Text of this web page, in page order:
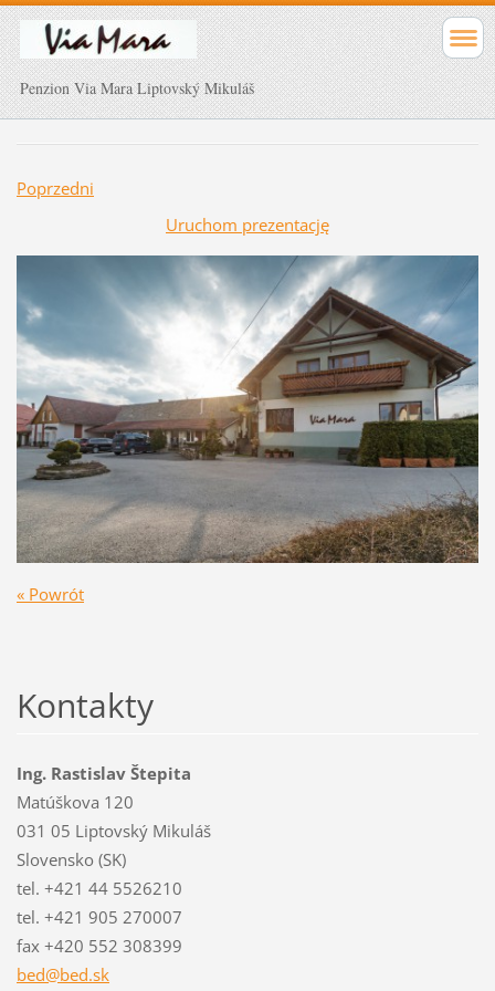
Penzion Via Mara Liptovský Mikuláš
Poprzedni
Uruchom prezentację
« Powrót
Kontakty
Ing. Rastislav Štepita
Matúškova 120
031 05 Liptovský Mikuláš
Slovensko (SK)
tel. +421 44 5526210
tel. +421 905 270007
fax +420 552 308399
bed@bed.sk